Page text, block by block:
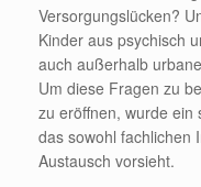
Versorgungslücken?
Kinder aus psychisch
auch außerhalb
Um diese Fragen zu
zu eröffnen, wurde ein
das sowohl fachlichen
Austausch vorsieht.